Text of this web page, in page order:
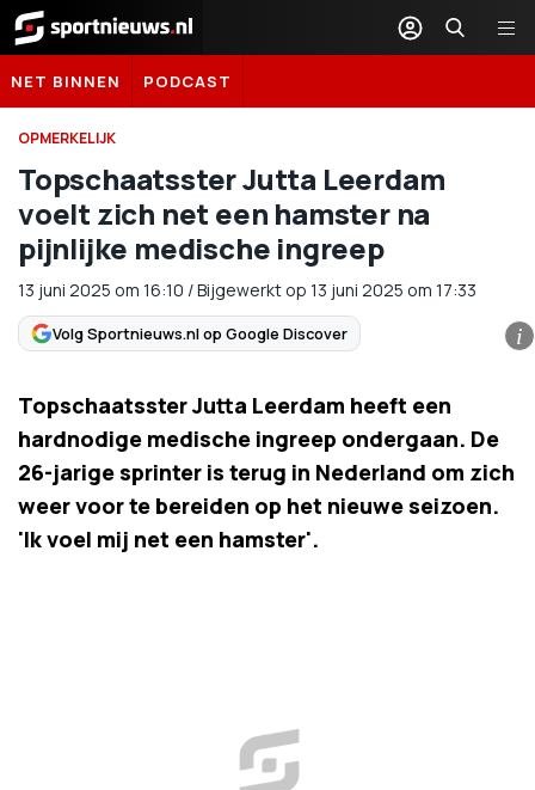
Sportnieuws.nl
NET BINNEN PODCAST
OPMERKELIJK
Topschaatsster Jutta Leerdam
voelt zich net een hamster na
pijnlijke medische ingreep
13 juni 2025 om 16:10 /Bijgewerkt op 13 juni 2025 om 17:33
Volg Sportnieuws.nl op Google Discover i
Topschaatsster Jutta Leerdam heeft een
hardnodige medische ingreep ondergaan. De
26-jarige sprinter is terug in Nederland om zich
weer voor te bereiden op het nieuwe seizoen.
'Ik voel mij net een hamster'.